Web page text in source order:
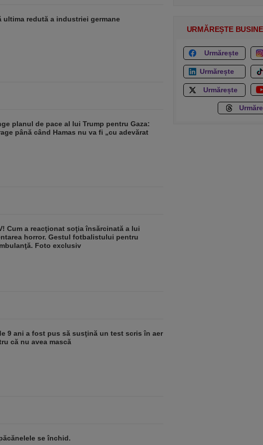
ultima redută a industriei germane
planul de pace al lui Trump pentru Gaza:
până când Hamas nu va fi „cu adevărat
Cum a reacţionat soţia însărcinată a lui
horror. Gestul fotbalistului pentru
Foto exclusiv
9 ani a fost pus să susţină un test scris în aer
că nu avea mască
se închid.
URMĂREȘTE
Urmărește
Urmărește
Urmărește